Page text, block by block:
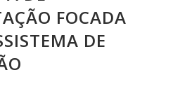
FOCADA
DE